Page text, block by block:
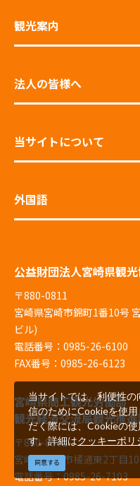
観光案内
法人の皆様へ
当サイトについて
外国語
公益財団法人宮崎県観
〒880-0811
宮崎県宮崎市錦町1番10号
ビル)
電話番号：0985-26-6100
FAX番号：0985-26-6123
宮崎県商工観光労働部
観光経済交流局観光推
〒880-8501
宮崎県宮崎市橘通東2丁目
電話番号：0985-26-7103
当サイトでは、利便性
信のためにCookieを使用
だく際には、Cookieの
す。詳細はクッキーポリ
同意する